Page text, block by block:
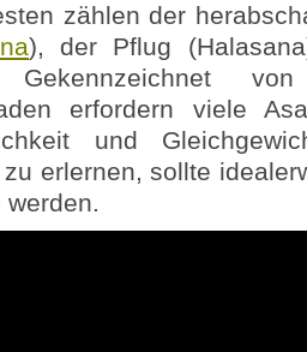
zählen der
), der Pflug
Gekennzeichnet von
erfordern viele
und
erlernen, sollte